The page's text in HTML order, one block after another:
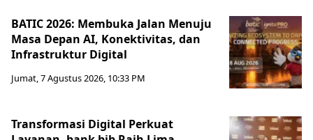
BATIC 2026: Membuka Jalan Menuju
Masa Depan AI, Konektivitas, dan
Infrastruktur Digital
Jumat, 7 Agustus 2026, 10:33 PM
Transformasi Digital Perkuat